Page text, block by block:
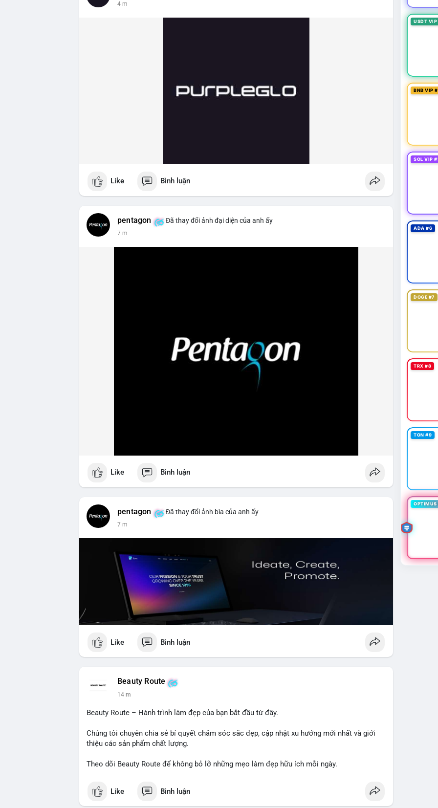
4 m
Like Bình luận
pentagon Đã thay đổi ảnh đại diện của anh ấy
7 m
Like Bình luận
pentagon Đã thay đổi ảnh bìa của anh ấy
7 m
Like Bình luận
Beauty Route
14 m
Beauty Route – Hành trình làm đẹp của bạn bắt đầu từ đây.
Chúng tôi chuyên chia sẻ bí quyết chăm sóc sắc đẹp, cập nhật xu hướng mới nhất và giới
thiệu các sản phẩm chất lượng.
Theo dõi Beauty Route để không bỏ lỡ những mẹo làm đẹp hữu ích mỗi ngày.
Like Bình luận
USDT
BNB VIP
SOL VIP
ADA #6
DOGE #7
TRX #8
TON #9
OPTIMUS